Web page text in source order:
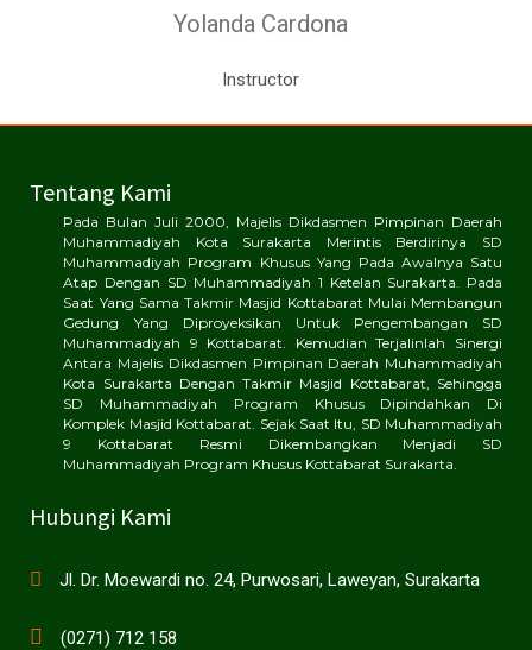
Tentang Kami
Pada Bulan Juli 2000, Majelis Dikdasmen Pimpinan Daerah
Muhammadiyah Kota Surakarta Merintis Berdirinya SD
Muhammadiyah Program Khusus Yang Pada Awalnya Satu
Atap Dengan SD Muhammadiyah 1 Ketelan Surakarta. Pada
Saat Yang Sama Takmir Masjid Kottabarat Mulai Membangun
Gedung Yang Diproyeksikan Untuk Pengembangan SD
Muhammadiyah 9 Kottabarat. Kemudian Terjalinlah Sinergi
Antara Majelis Dikdasmen Pimpinan Daerah Muhammadiyah
Kota Surakarta Dengan Takmir Masjid Kottabarat, Sehingga
SD Muhammadiyah Program Khusus Dipindahkan Di
Komplek Masjid Kottabarat. Sejak Saat Itu, SD Muhammadiyah
9 Kottabarat Resmi Dikembangkan Menjadi SD
Muhammadiyah Program Khusus Kottabarat Surakarta.
Hubungi Kami
Jl. Dr. Moewardi no. 24, Purwosari, Laweyan, Surakarta
(0271) 712 158